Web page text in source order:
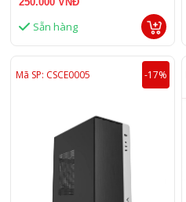
Sẵn hàng
Mã SP: CSCE0005 -17%